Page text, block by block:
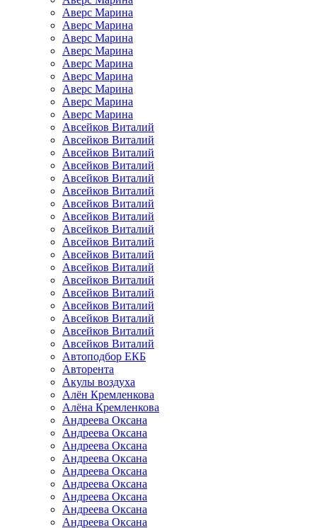
Аверс Марина
Аверс Марина
Аверс Марина
Аверс Марина
Аверс Марина
Аверс Марина
Аверс Марина
Аверс Марина
Аверс Марина
Авсейков Виталий
Авсейков Виталий
Авсейков Виталий
Авсейков Виталий
Авсейков Виталий
Авсейков Виталий
Авсейков Виталий
Авсейков Виталий
Авсейков Виталий
Авсейков Виталий
Авсейков Виталий
Авсейков Виталий
Авсейков Виталий
Авсейков Виталий
Авсейков Виталий
Авсейков Виталий
Авсейков Виталий
Авсейков Виталий
Автоподбор ЕКБ
Авторента
Акулы воздуха
Алён Кремленкова
Алёна Кремленкова
Андреева Оксана
Андреева Оксана
Андреева Оксана
Андреева Оксана
Андреева Оксана
Андреева Оксана
Андреева Оксана
Андреева Оксана
Андреева Оксана